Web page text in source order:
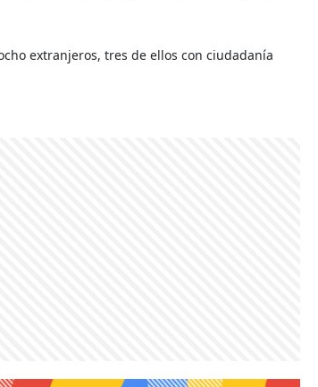
extranjeros, tres de ellos con ciudadanía